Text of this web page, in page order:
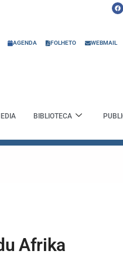
F
a
c
k
AGENDA FOLHETO WEBMAIL
BIBLIOTECA
Afrika